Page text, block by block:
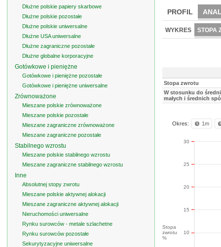
PROFIL
WYKRES STOPA
Stopa zwrotu
W stosunku do
małych i średnich
Okres: 1m
Stopa
zwrotu
%
10
15
20
25
30
Dłużne polskie papiery skarbowe
Dłużne polskie pozostałe
Dłużne polskie uniwersalne
Dłużne USA uniwersalne
Dłużne zagraniczne pozostałe
Dłużne globalne korporacyjne
Gotówkowe i pieniężne
Gotówkowe i pieniężne pozostałe
Gotówkowe i pieniężne uniwersalne
Zrównoważone
Mieszane polskie zrównoważone
Mieszane polskie pozostałe
Mieszane zagraniczne zrównoważone
Mieszane zagraniczne pozostałe
Stabilnego wzrostu
Mieszane polskie stabilnego wzrostu
Mieszane zagraniczne stabilnego wzrostu
Inne
Absolutnej stopy zwrotu
Mieszane polskie aktywnej alokacji
Mieszane zagraniczne aktywnej alokacji
Nieruchomości uniwersalne
Rynku surowców - metale szlachetne
Rynku surowców pozostałe
Sekurytyzacyjne uniwersalne